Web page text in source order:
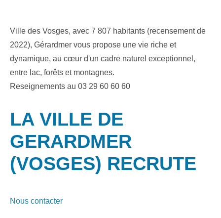
Ville des Vosges, avec 7 807 habitants (recensement de
2022), Gérardmer vous propose une vie riche et
dynamique, au cœur d'un cadre naturel exceptionnel,
entre lac, forêts et montagnes.
Reseignements au 03 29 60 60 60
LA VILLE DE
GERARDMER
(VOSGES) RECRUTE
Nous contacter